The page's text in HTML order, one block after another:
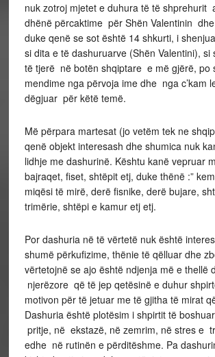
nuk zotroj mjetet e duhura të të shprehurit
dhënë përcaktime për Shën Valentinin
duke qenë se sot është 14 shkurti, i
si dita e të dashuruarve (Shën Valentini), si
të tjerë në botën shqiptare e më gjërë, po
mendime nga përvoja ime dhe nga c’kam
dëgjuar për këtë temë.
Më përpara martesat (jo vetëm tek ne
qenë objekt interesash dhe shumica nuk
lidhje me dashurinë. Kështu kanë vepruar
bajraqet, fiset, shtëpit etj, duke thënë :”
miqësi të mirë, derë fisnike, derë bujare,
trimërie, shtëpi e kamur etj etj.
Por dashuria në të vërtetë nuk është
shumë përkufizime, thënie të qëlluar dhe
vërtetojnë se ajo është ndjenja më e thellë
njerëzore që të jep qetësinë e duhur
motivon për të jetuar me të gjitha të mirat
Dashuria është plotësim i shpirtit të
pritje, në ekstazë, në zemrim, në stres e
edhe në rutinën e përditëshme. Pa